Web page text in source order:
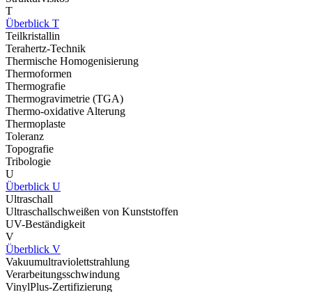
T
Überblick T
Teilkristallin
Terahertz-Technik
Thermische Homogenisierung
Thermoformen
Thermografie
Thermogravimetrie (TGA)
Thermo-oxidative Alterung
Thermoplaste
Toleranz
Topografie
Tribologie
U
Überblick U
Ultraschall
Ultraschallschweißen von Kunststoffen
UV-Beständigkeit
V
Überblick V
Vakuumultraviolettstrahlung
Verarbeitungsschwindung
VinylPlus-Zertifizierung